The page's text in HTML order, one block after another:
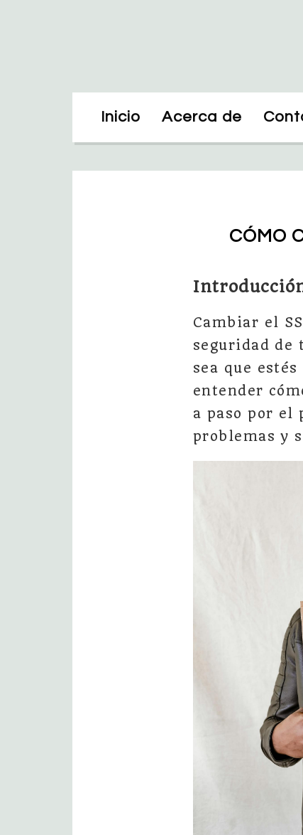
Inicio Acerca de
CÓMO
Cambiar el
seguridad de
sea que
entender
a paso por el
problemas y